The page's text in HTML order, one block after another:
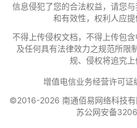
信息侵犯了您的合法权益，请您
和有效性，权利人应提
不得上传侵权文档，不得上传包
及任何具有法律效力之规范所限
规、侵权将追究上
增值电信业务经营许可
©2016-2026 南通佰易网络科技有
苏公网安备